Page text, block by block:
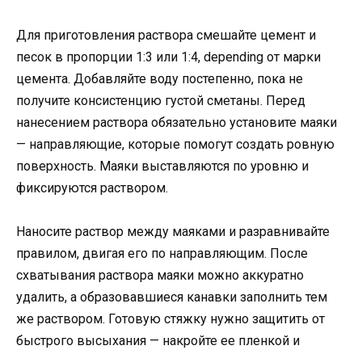
Для приготовления раствора смешайте цемент и
песок в пропорции 1:3 или 1:4, depending от марки
цемента. Добавляйте воду постепенно, пока не
получите консистенцию густой сметаны. Перед
нанесением раствора обязательно установите маяки
— направляющие, которые помогут создать ровную
поверхность. Маяки выставляются по уровню и
фиксируются раствором.
Наносите раствор между маяками и разравнивайте
правилом, двигая его по направляющим. После
схватывания раствора маяки можно аккуратно
удалить, а образовавшиеся канавки заполнить тем
же раствором. Готовую стяжку нужно защитить от
быстрого высыхания — накройте ее пленкой и